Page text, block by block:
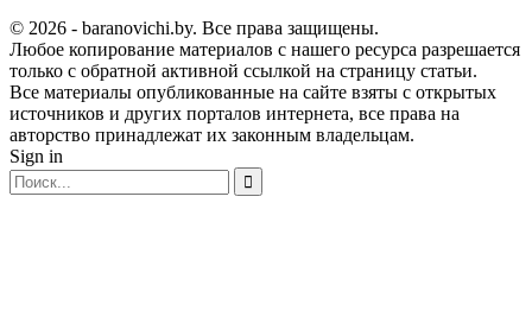
© 2026 - baranovichi.by. Все права защищены.
Любое копирование материалов с нашего ресурса разрешается
только с обратной активной ссылкой на страницу статьи.
Все материалы опубликованные на сайте взяты с открытых
источников и других порталов интернета, все права на
авторство принадлежат их законным владельцам.
Sign in